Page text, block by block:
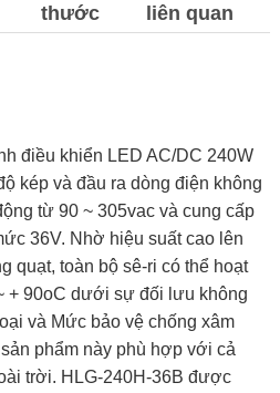
thước
liên quan
điều khiển LED AC/DC 240W
kép và đầu ra dòng điện không
từ 90 ~ 305vac và cung cấp
36V. Nhờ hiệu suất cao lên
quạt, toàn bộ sê-ri có thể hoạt
+ 90oC dưới sự đối lưu không
và Mức bảo vệ chống xâm
phẩm này phù hợp với cả
trời. HLG-240H-36B được